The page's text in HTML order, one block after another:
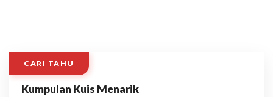
CARI TAHU
Kumpulan Kuis Menarik